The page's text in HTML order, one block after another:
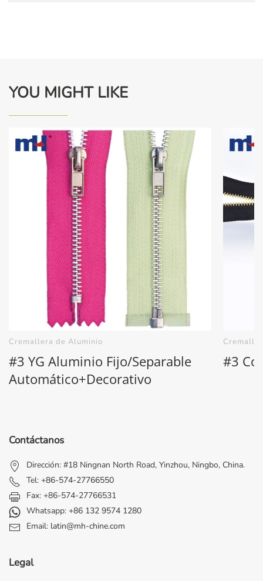
YOU MIGHT LIKE
Cremallera de Aluminio
#3 YG Aluminio Fijo/Separable
Automático+Decorativo
#3
Contáctanos
Dirección: #18 Ningnan North Road, Yinzhou, Ningbo, China.
Tel: +86-574-27766550
Fax: +86-574-27766531
Whatsapp: +86 132 9574 1280
Email: latin@mh-chine.com
Legal